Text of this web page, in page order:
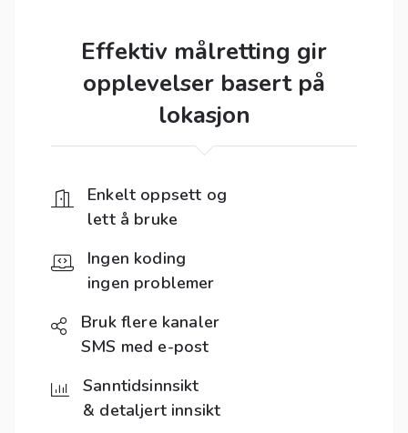
Effektiv målretting gir
opplevelser basert på
lokasjon
Enkelt oppsett og
lett å bruke
Ingen koding
ingen problemer
Bruk flere kanaler
SMS med e-post
Sanntidsinnsikt
& detaljert innsikt